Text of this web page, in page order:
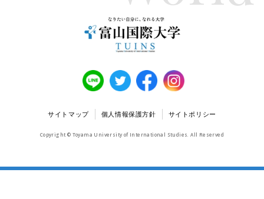
サイトマップ 個人情報保護方針 サイトポリシー
Copyright © Toyama University of International Studies. All Reserved